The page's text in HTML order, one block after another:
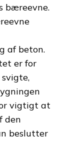
bæreevne.
af beton.
er for
vigtigt at
den
beslutter